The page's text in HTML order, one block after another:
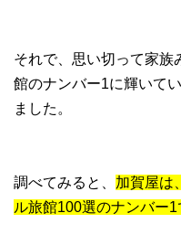
それで、思い切って家族
館のナンバー1に輝いて
ました。
調べてみると、 加賀屋は
ル旅館100選のナンバー